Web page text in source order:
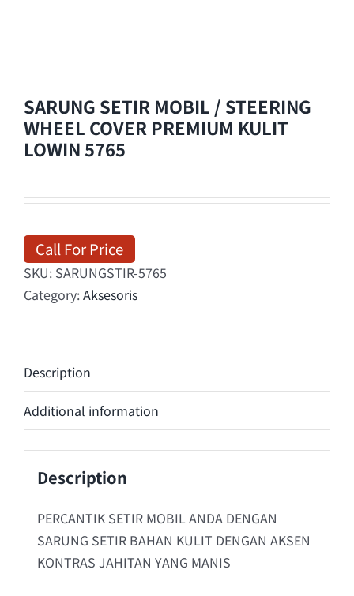
SARUNG SETIR MOBIL / STEERING
WHEEL COVER PREMIUM KULIT
LOWIN 5765
Call For Price
SKU: SARUNGSTIR-5765
Category:Aksesoris
Description
Additional information
Description
PERCANTIK SETIR MOBIL ANDA DENGAN
SARUNG SETIR BAHAN KULIT DENGAN AKSEN
KONTRAS JAHITAN YANG MANIS